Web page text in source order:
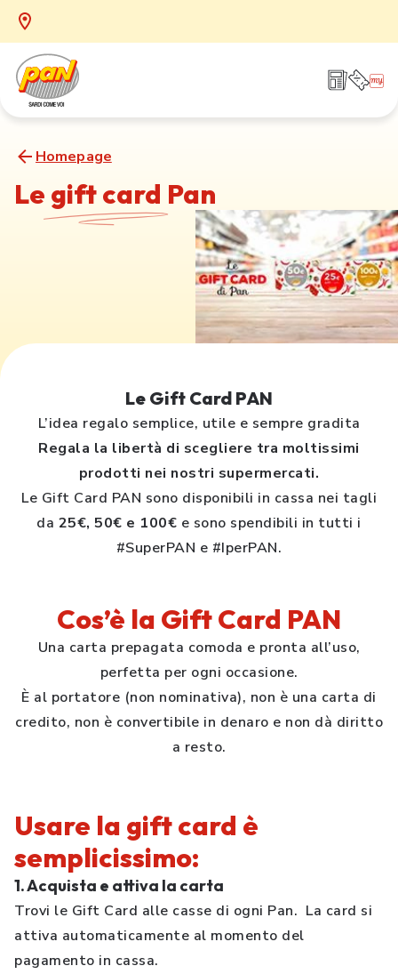
Homepage
Le gift card Pan
Le Gift Card PAN
L’idea regalo semplice, utile e sempre gradita
Regala la libertà di scegliere tra moltissimi
prodotti nei nostri supermercati.
Le Gift Card PAN sono disponibili in cassa nei tagli
da 25€, 50€ e 100€ e sono spendibili in tutti i
#SuperPAN e #IperPAN.
Cos’è la Gift Card PAN
Una carta prepagata comoda e pronta all’uso,
perfetta per ogni occasione.
È al portatore (non nominativa), non è una carta di
credito, non è convertibile in denaro e non dà diritto
a resto.
Usare la gift card è
semplicissimo:
1. Acquista e attiva la carta
Trovi le Gift Card alle casse di ogni Pan. La card si
attiva automaticamente al momento del
pagamento in cassa.